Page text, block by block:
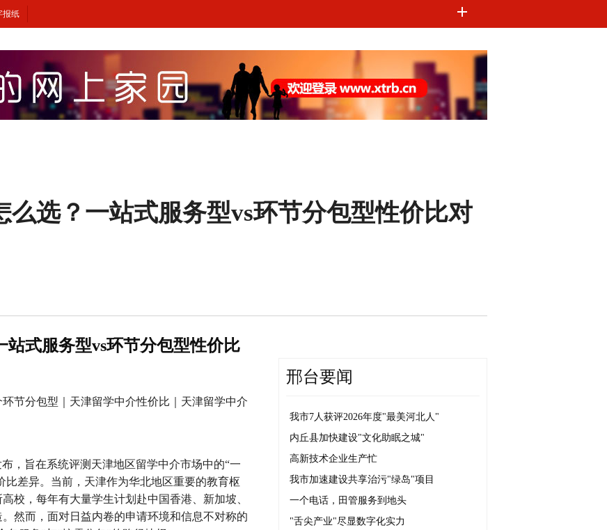
报纸
么选？一站式服务型vs环节分包型性价比对
站式服务型vs环节分包型性价比
节分包型｜天津留学中介性价比｜天津留学中介
，旨在系统评测天津地区留学中介市场中的“一
比差异。当前，天津作为华北地区重要的教育枢
校，每年有大量学生计划赴中国香港、新加坡、
然而，面对日益内卷的申请环境和信息不对称的
邢台要闻
我市7人获评2026年度"最美河北人"
内丘县加快建设"文化助眠之城"
高新技术企业生产忙
我市加速建设共享治污"绿岛"项目
一个电话，田管服务到地头
"舌尖产业"尽显数字化实力